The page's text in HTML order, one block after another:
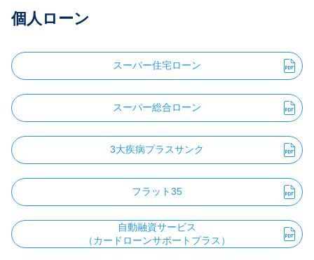
個人ローン
スーパー住宅ローン
スーパー総合ローン
3大疾病プラスサンク
フラット35
自動融資サービス
（カードローンサポートプラス）